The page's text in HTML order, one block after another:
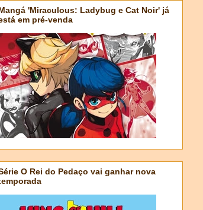
'Miraculous: Ladybug e Cat Noir' já
em pré-venda
O Rei do Pedaço vai ganhar nova